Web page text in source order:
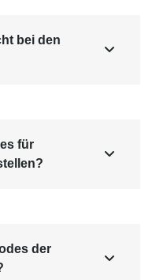
bei den

für

der
